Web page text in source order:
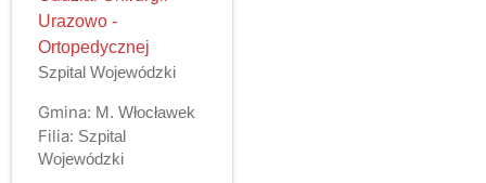
Urazowo -
Ortopedycznej
Szpital Wojewódzki
Gmina: M. Włocławek
Filia: Szpital
Wojewódzki